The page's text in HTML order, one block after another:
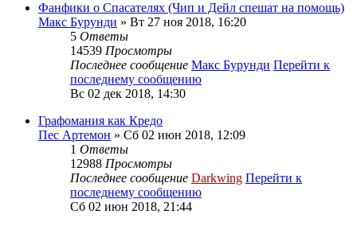
Фанфики о Спасателях (Чип и Дейл спешат на помощь)
Макс Бурунди » Вт 27 ноя 2018, 16:20
5 Ответы
14539 Просмотры
Последнее сообщение Макс Бурунди Перейти к
последнему сообщению
Вс 02 дек 2018, 14:30
Графомания как Кредо
Пес Артемон » Сб 02 июн 2018, 12:09
1 Ответы
12988 Просмотры
Последнее сообщение Darkwing Перейти к
последнему сообщению
Сб 02 июн 2018, 21:44